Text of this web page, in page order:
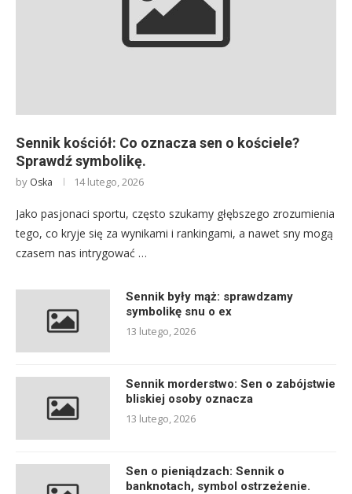
Sennik kościół: Co oznacza sen o kościele?
Sprawdź symbolikę.
by Oska 14 lutego, 2026
Jako pasjonaci sportu, często szukamy głębszego zrozumienia
tego, co kryje się za wynikami i rankingami, a nawet sny mogą
czasem nas intrygować …
Sennik były mąż: sprawdzamy
symbolikę snu o ex
13 lutego, 2026
Sennik morderstwo: Sen o zabójstwie
bliskiej osoby oznacza
13 lutego, 2026
Sen o pieniądzach: Sennik o
banknotach, symbol ostrzeżenie.